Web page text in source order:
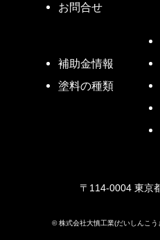
お問合せ
補助金情報
塗料の種類
〒114-0004 東京
©株式会社大慎工業(だいしんこう